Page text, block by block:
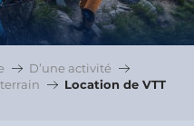
D’une activité
Location de VTT